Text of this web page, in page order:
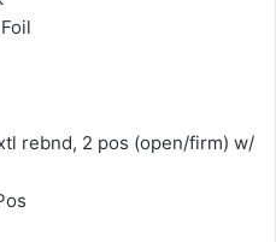
rebnd, 2 pos (open/firm) w/